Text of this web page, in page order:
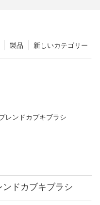
新しいカテゴリー
製品
ドカブキブラシ